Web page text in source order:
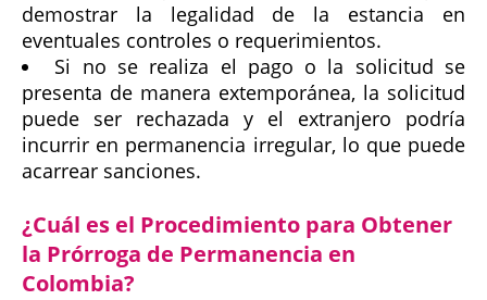
demostrar la legalidad de la estancia en
eventuales controles o requerimientos.
Si no se realiza el pago o la solicitud se
presenta de manera extemporánea, la solicitud
puede ser rechazada y el extranjero podría
incurrir en permanencia irregular, lo que puede
acarrear sanciones.
¿Cuál es el Procedimiento para Obtener
la Prórroga de Permanencia en
Colombia?